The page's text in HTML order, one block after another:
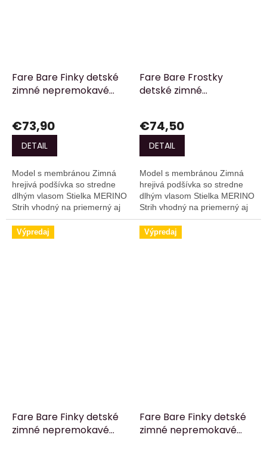
Fare Bare Finky detské
zimné nepremokavé
€73,90
DETAIL
Model s membránou Zimná
hrejivá podšívka so stredne
dlhým vlasom Stielka MERINO
Strih vhodný na priemerný aj
vyšší priehlavok Hrúbka
podrážky 4 – 5 mm
Fare Bare Frostky
detské zimné
€74,50
DETAIL
Model s membránou Zimná
hrejivá podšívka so stredne
dlhým vlasom Stielka MERINO
Strih vhodný na priemerný aj
vyšší priehlavok Hrúbka
podrážky 4 – 5 mm
Výpredaj
Fare Bare Finky detské
zimné nepremokavé
Výpredaj
Fare Bare Finky detské
zimné nepremokavé